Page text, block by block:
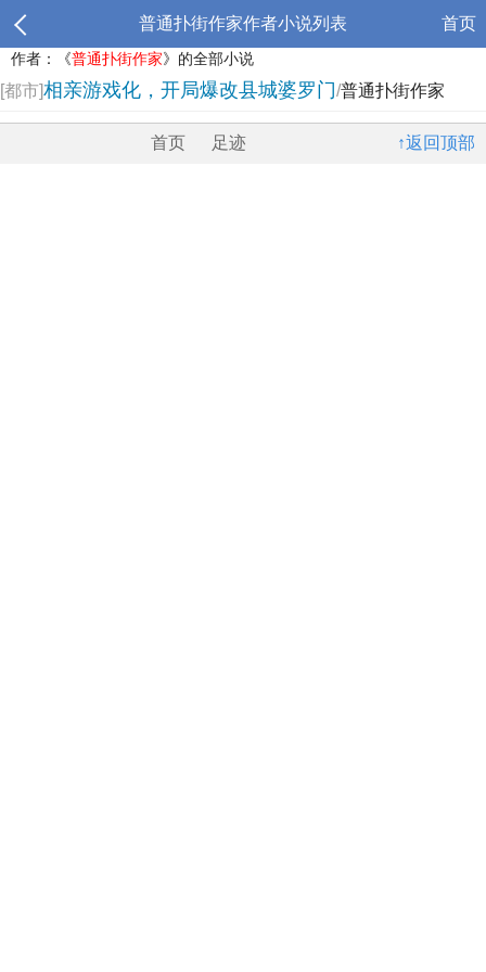
普通扑街作家作者小说列表 首页
作者：《普通扑街作家》的全部小说
[都市]相亲游戏化，开局爆改县城婆罗门/普通扑街作家
↑返回顶部
首页 足迹